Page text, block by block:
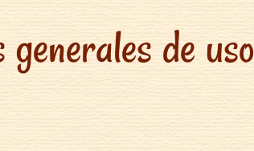
generales de uso